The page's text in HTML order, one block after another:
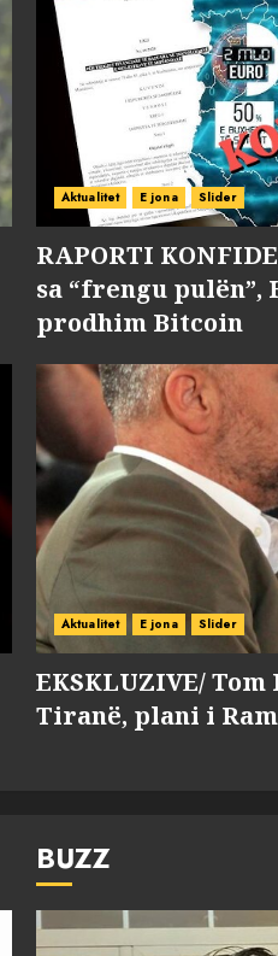
Aktualitet E jona Slider
RAPORTI
sa “frengu
prodhim Bitcoin
Aktualitet E jona Slider
EKSKLUZIVE/
Tiranë, plani i
BUZZ